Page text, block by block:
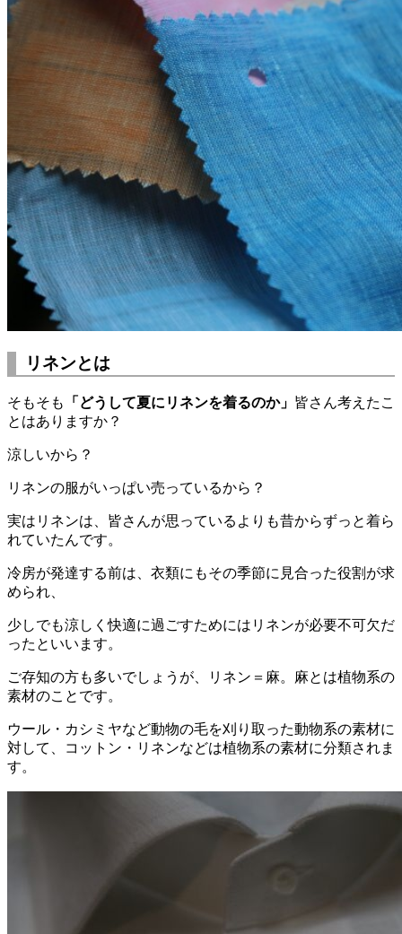
リネンとは
そもそも 「どうして夏にリネンを着るのか」 皆さん考えたこ
とはありますか？
涼しいから？
リネンの服がいっぱい売っているから？
実はリネンは、皆さんが思っているよりも昔からずっと着ら
れていたんです。
冷房が発達する前は、衣類にもその季節に見合った役割が求
められ、
少しでも涼しく快適に過ごすためにはリネンが必要不可欠だ
ったといいます。
ご存知の方も多いでしょうが、リネン＝麻。麻とは植物系の
素材のことです。
ウール・カシミヤなど動物の毛を刈り取った動物系の素材に
対して、コットン・リネンなどは植物系の素材に分類されま
す。